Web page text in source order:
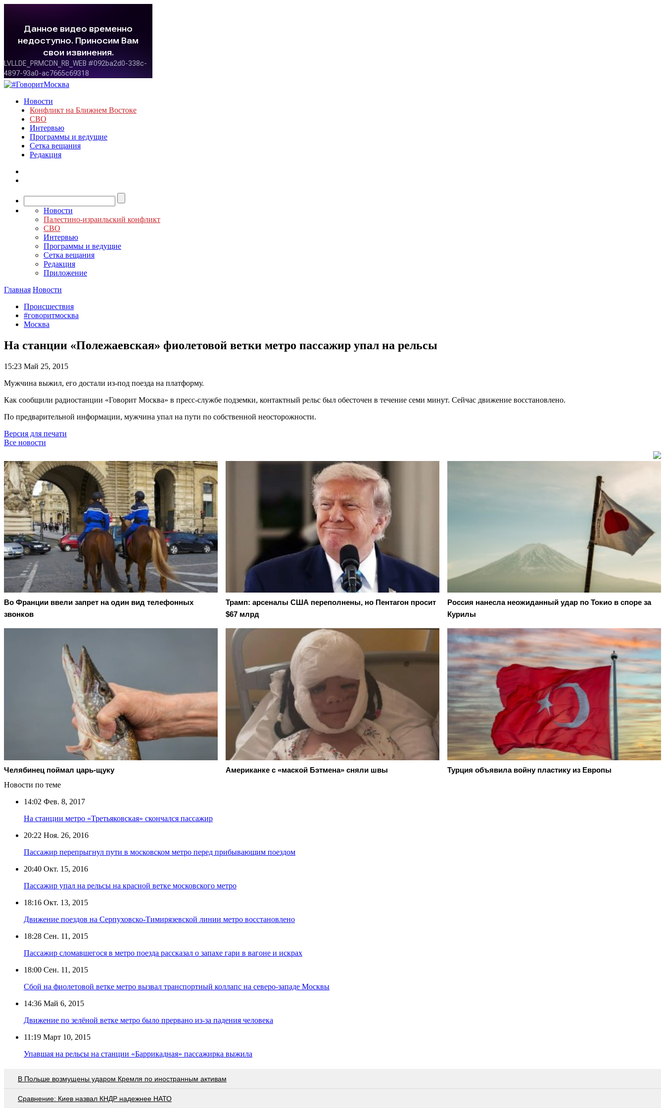
Новости
Конфликт на Ближнем Востоке
СВО
Интервью
Программы и ведущие
Сетка вещания
Редакция
Новости
Палестино-израильский конфликт
СВО
Интервью
Программы и ведущие
Сетка вещания
Редакция
Приложение
Главная Новости
Происшествия
#говоритмосква
Москва
На станции «Полежаевская» фиолетовой ветки метро пассажир упал на рельсы
15:23 Май 25, 2015
Мужчина выжил, его достали из-под поезда на платформу.
Как сообщили радиостанции «Говорит Москва» в пресс-службе подземки, контактный рельс был обесточен в течение семи минут. Сейчас движение восстановлено.
По предварительной информации, мужчина упал на пути по собственной неосторожности.
Версия для печати
Все новости
Во Франции ввели запрет на один вид телефонных
звонков
Трамп: арсеналы США переполнены, но Пентагон просит
$67 млрд
Россия нанесла неожиданный удар по Токио в споре за
Курилы
Челябинец поймал царь-щуку Американке с «маской Бэтмена» сняли швы
Турция объявила войну пластику из Европы
Новости по теме
14:02 Фев. 8, 2017
На станции метро «Третьяковская» скончался пассажир
20:22 Ноя. 26, 2016
Пассажир перепрыгнул пути в московском метро перед прибывающим поездом
20:40 Окт. 15, 2016
Пассажир упал на рельсы на красной ветке московского метро
18:16 Окт. 13, 2015
Движение поездов на Серпуховско-Тимирязевской линии метро восстановлено
18:28 Сен. 11, 2015
Пассажир сломавшегося в метро поезда рассказал о запахе гари в вагоне и искрах
18:00 Сен. 11, 2015
Сбой на фиолетовой ветке метро вызвал транспортный коллапс на северо-западе Москвы
14:36 Май 6, 2015
Движение по зелёной ветке метро было прервано из-за падения человека
11:19 Март 10, 2015
Упавшая на рельсы на станции «Баррикадная» пассажирка выжила
В Польше возмущены ударом Кремля по иностранным активам
Сравнение: Киев назвал КНДР надежнее НАТО